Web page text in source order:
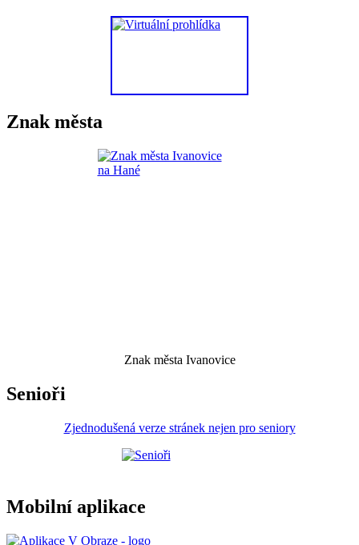
Znak města
Znak města Ivanovice
Senioři
Zjednodušená verze stránek nejen pro seniory
Mobilní aplikace